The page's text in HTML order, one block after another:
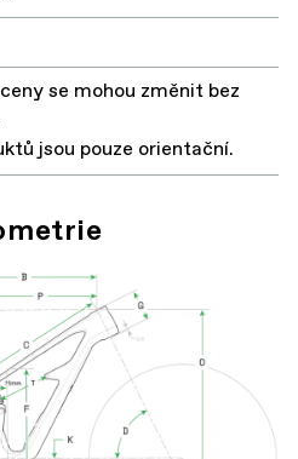
se mohou změnit bez
jsou pouze orientační.